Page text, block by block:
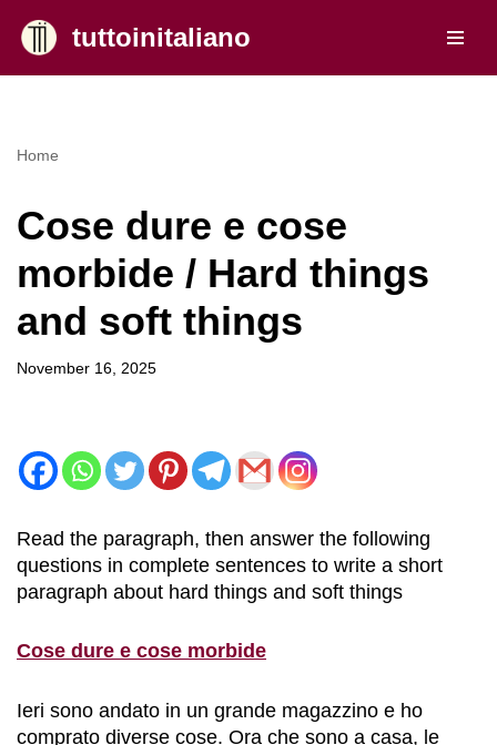
Skip
tuttoinitaliano
Home
Cose dure e cose
morbide / Hard things
and soft things
November 16, 2025
Read the paragraph, then answer the following
questions in complete sentences to write a short
paragraph about hard things and soft things
Cose dure e cose morbide
Ieri sono andato in un grande magazzino e ho
comprato diverse cose. Ora che sono a casa, le